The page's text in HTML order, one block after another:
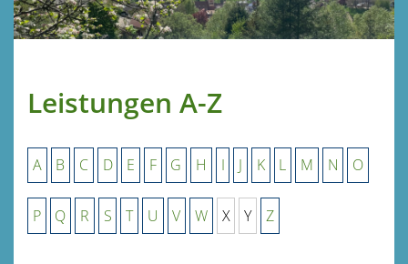
Leistungen A-Z
A B C D E F G H I J K L M N O
P Q R S T U V W X Y Z